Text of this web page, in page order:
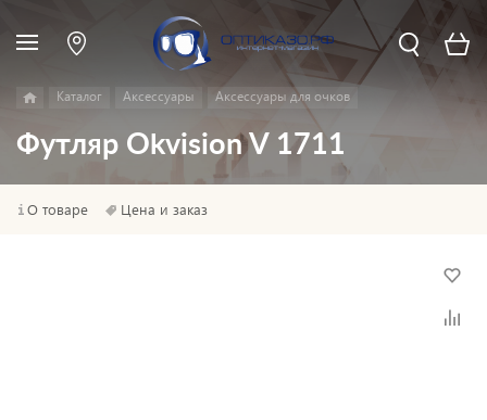
Каталог Аксессуары Аксессуары для очков
Футляр Okvision V 1711
О товаре Цена и заказ